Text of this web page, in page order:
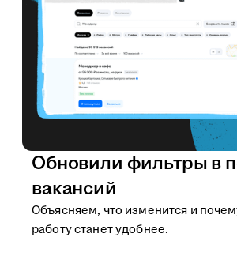
Обновили фильтры в
вакансий
Объясняем, что изменится и
работу станет удобнее.